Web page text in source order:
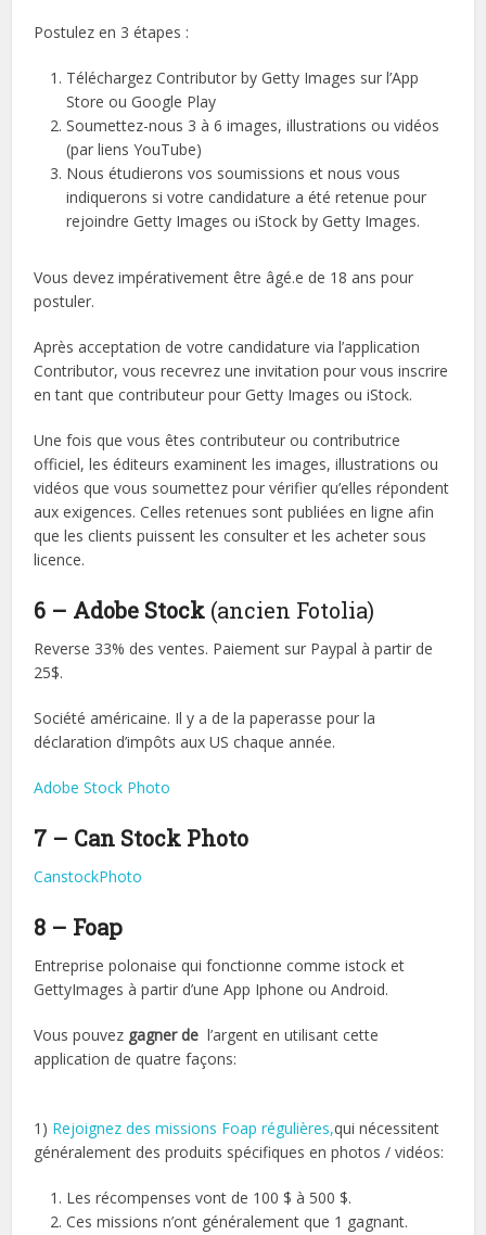
Postulez en 3 étapes :
Téléchargez Contributor by Getty Images sur l’App
Store ou Google Play
Soumettez-nous 3 à 6 images, illustrations ou vidéos
(par liens YouTube)
Nous étudierons vos soumissions et nous vous
indiquerons si votre candidature a été retenue pour
rejoindre Getty Images ou iStock by Getty Images.
Vous devez impérativement être âgé.e de 18 ans pour
postuler.
Après acceptation de votre candidature via l’application
Contributor, vous recevrez une invitation pour vous inscrire
en tant que contributeur pour Getty Images ou iStock.
Une fois que vous êtes contributeur ou contributrice
officiel, les éditeurs examinent les images, illustrations ou
vidéos que vous soumettez pour vérifier qu’elles répondent
aux exigences. Celles retenues sont publiées en ligne afin
que les clients puissent les consulter et les acheter sous
licence.
6 – Adobe Stock (ancien Fotolia)
Reverse 33% des ventes. Paiement sur Paypal à partir de
25$.
Société américaine. Il y a de la paperasse pour la
déclaration d’impôts aux US chaque année.
Adobe Stock Photo
7 – Can Stock Photo
CanstockPhoto
8 – Foap
Entreprise polonaise qui fonctionne comme istock et
GettyImages à partir d’une App Iphone ou Android.
Vous pouvez gagner de l’argent en utilisant cette
application de quatre façons:
1) Rejoignez des missions Foap régulières,qui nécessitent
généralement des produits spécifiques en photos / vidéos:
Les récompenses vont de 100 $ à 500 $.
Ces missions n’ont généralement que 1 gagnant.